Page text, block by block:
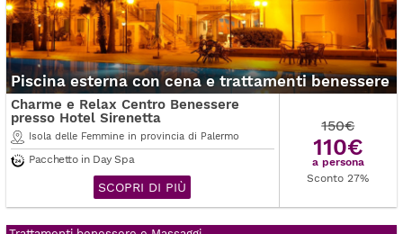
Piscina esterna con cena e trattamenti benessere
Charme e Relax Centro Benessere
presso Hotel Sirenetta
Isola delle Femmine in provincia di Palermo
Pacchetto in Day Spa
SCOPRI DI PIÙ
150€
110€
a persona
Sconto 27%